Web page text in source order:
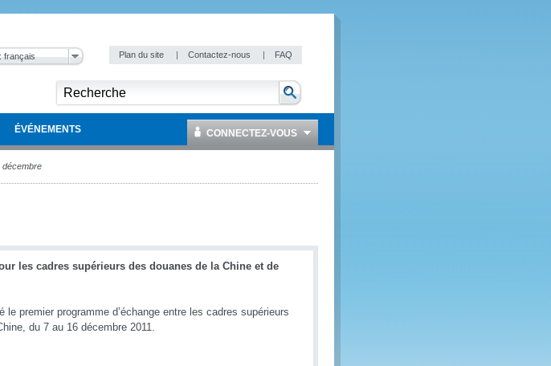
français Plan du site | Contactez-nous | FAQ
ÉVÉNEMENTS CONNECTEZ-VOUS
décembre
les cadres supérieurs des douanes de la Chine et de
le premier programme d’échange entre les cadres supérieurs
du 7 au 16 décembre 2011.